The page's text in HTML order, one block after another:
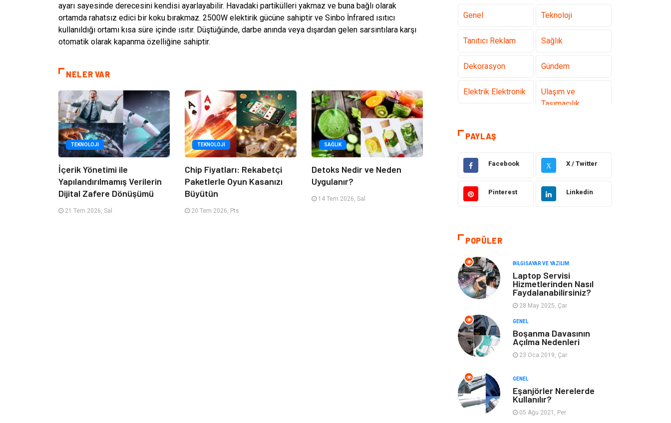
ayarı sayesinde derecesini kendisi ayarlayabilir. Havadaki partikülleri yakmaz ve buna bağlı olarak
ortamda rahatsız edici bir koku bırakmaz. 2500W elektirik gücüne sahiptir ve Sinbo İnfrared ısıtıcı
kullanıldığı ortamı kısa süre içinde ısıtır. Düştüğünde, darbe anında veya dışardan gelen sarsıntılara karşı
otomatik olarak kapanma özelliğine sahiptir.
NELER VAR
TEKNOLOJI
İçerik Yönetimi ile
Yapılandırılmamış Verilerin
Dijital Zafere Dönüşümü
21 Tem 2026, Sal
TEKNOLOJI
Chip Fiyatları: Rekabetçi
Paketlerle Oyun Kasanızı
Büyütün
20 Tem 2026, Pts
SAĞLIK
Detoks Nedir ve Neden
Uygulanır?
14 Tem 2026, Sal
Genel Teknoloji
Tanıtıcı Reklam Sağlık
Dekorasyon Gündem
Elektrik Elektronik
Ulaşım ve
Taşımacılık
Gıda
Yazılım
Otomotiv
Yapı İnşaat Eğlence
Emlak Maden ve Metal
Tekstil
Mobilya Hizmet
Ürünler
Aksesuar Bahçe Ev
PAYLAŞ
Facebook X X / Twitter
Pinterest Linkedin
POPÜLER
BILGISAYAR VE YAZILIM
Laptop Servisi
Hizmetlerinden Nasıl
Faydalanabilirsiniz?
28 May 2025, Çar
GENEL
Boşanma Davasının
Açılma Nedenleri
23 Oca 2019, Çar
GENEL
Eşanjörler Nerelerde
Kullanılır?
05 Ağu 2021, Per